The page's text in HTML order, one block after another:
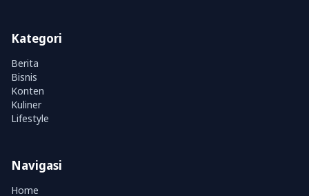
Kategori
Berita
Bisnis
Konten
Kuliner
Lifestyle
Navigasi
Home